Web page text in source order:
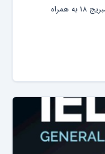
تحلیل کامل رایتینگ جنرال تست ۴ کتاب کمبریج ۱۸ به همراه